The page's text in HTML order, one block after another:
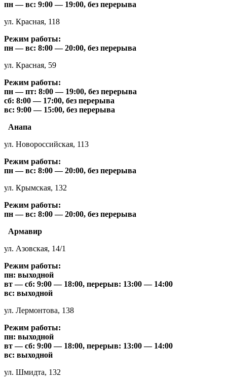
пн — вс: 9:00 — 19:00, без перерыва
ул. Красная, 118
Режим работы:
пн — вс: 8:00 — 20:00, без перерыва
ул. Красная, 59
Режим работы:
пн — пт: 8:00 — 19:00, без перерыва
сб: 8:00 — 17:00, без перерыва
вс: 9:00 — 15:00, без перерыва
Анапа
ул. Новороссийская, 113
Режим работы:
пн — вс: 8:00 — 20:00, без перерыва
ул. Крымская, 132
Режим работы:
пн — вс: 8:00 — 20:00, без перерыва
Армавир
ул. Азовская, 14/1
Режим работы:
пн: выходной
вт — сб: 9:00 — 18:00, перерыв: 13:00 — 14:00
вс: выходной
ул. Лермонтова, 138
Режим работы:
пн: выходной
вт — сб: 9:00 — 18:00, перерыв: 13:00 — 14:00
вс: выходной
ул. Шмидта, 132